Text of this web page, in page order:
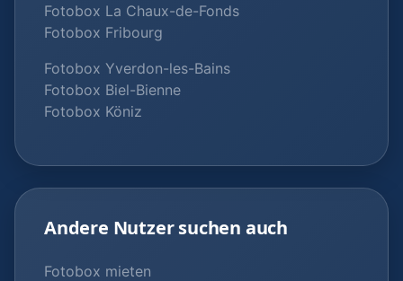
Fotobox La Chaux-de-Fonds
Fotobox Fribourg
Fotobox Yverdon-les-Bains
Fotobox Biel-Bienne
Fotobox Köniz
Andere Nutzer suchen auch
Fotobox mieten